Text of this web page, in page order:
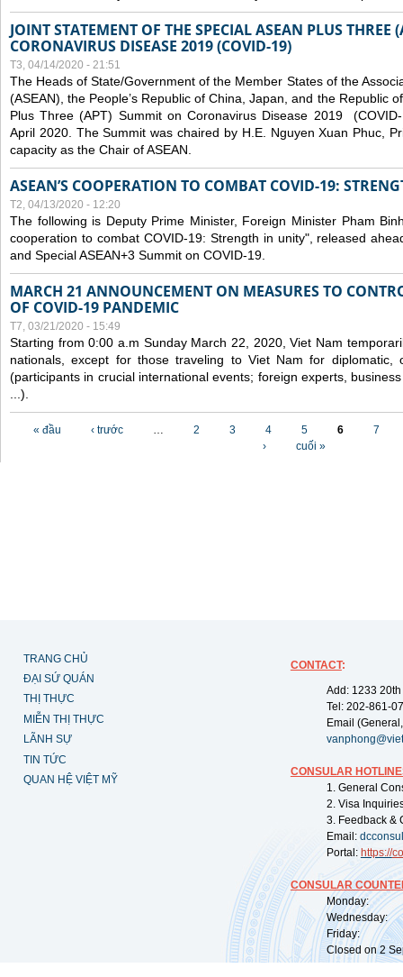
JOINT STATEMENT OF THE SPECIAL ASEAN PLUS
CORONAVIRUS DISEASE 2019 (COVID-19)
T3, 04/14/2020 - 21:51
The Heads of State/Government of the Member States of the
(ASEAN), the People’s Republic of China, Japan, and the Republic
Plus Three (APT) Summit on Coronavirus Disease 2019
April 2020. The Summit was chaired by H.E. Nguyen Xuan Phuc,
capacity as the Chair of ASEAN.
ASEAN’S COOPERATION TO COMBAT COVID-19:
T2, 04/13/2020 - 12:20
The following is Deputy Prime Minister, Foreign Minister Pham
cooperation to combat COVID-19: Strength in unity", released
and Special ASEAN+3 Summit on COVID-19.
MARCH 21 ANNOUNCEMENT ON MEASURES TO
OF COVID-19 PANDEMIC
T7, 03/21/2020 - 15:49
Starting from 0:00 a.m Sunday March 22, 2020, Viet Nam
nationals, except for those traveling to Viet Nam for diplomatic,
(participants in crucial international events; foreign experts,
...).
Các trang
« đầu ‹ trước … 2 3 4 5 6
7
›
cuối »
TRANG CHỦ
ĐẠI SỨ QUÁN
THỊ THỰC
MIỄN THỊ THỰC
LÃNH SỰ
TIN TỨC
QUAN HỆ VIỆT MỸ
CONTACT:
Add: 1233
Tel: 202-861-
Email
CONSULAR
1. General
2. Visa
3. Feedback &
Email:
Portal: https://
CONSULAR
Monday:
Wednesday:
Friday:
Closed on 2